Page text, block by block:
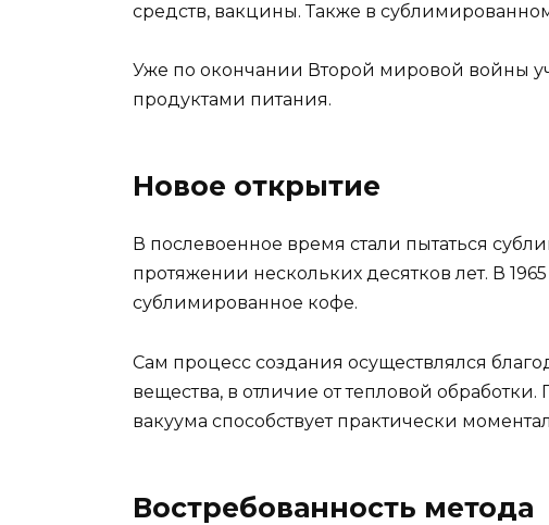
средств, вакцины. Также в
Уже по окончании Второй мировой войны
продуктами питания.
Новое открытие
В послевоенное время стали пытаться
протяжении нескольких десятков лет. В
сублимированное кофе.
Сам процесс создания осуществлялся
вещества, в отличие от тепловой
вакуума способствует практически
Востребованность метода